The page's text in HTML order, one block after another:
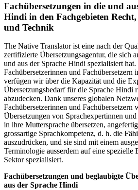
Fachübersetzungen in die und
Hindi in den Fachgebieten
und Technik
The Native Translator ist eine nach der
zertifizierte Übersetzungsagentur, die sich
und aus der Sprache Hindi spezialisiert
Fachübersetzerinnen und Fachübersetzern
verfügen wir über die Kapazität und die
Übersetzungsbedarf für die Sprache Hindi
abzudecken. Dank unseres globalen
Fachübersetzerinnen und Fachübersetzern
Übersetzungen von Sprachexpertinnen
in ihre Muttersprache übersetzen,
grossartige Sprachkompetenz, d. h. die
auszudrücken, und sie sind mit einem
Terminologie ausserdem auf eine spezielle
Sektor spezialisiert.
Fachübersetzungen und beglaubigte
aus der Sprache Hindi